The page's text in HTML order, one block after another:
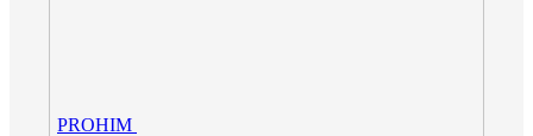
PROHIM